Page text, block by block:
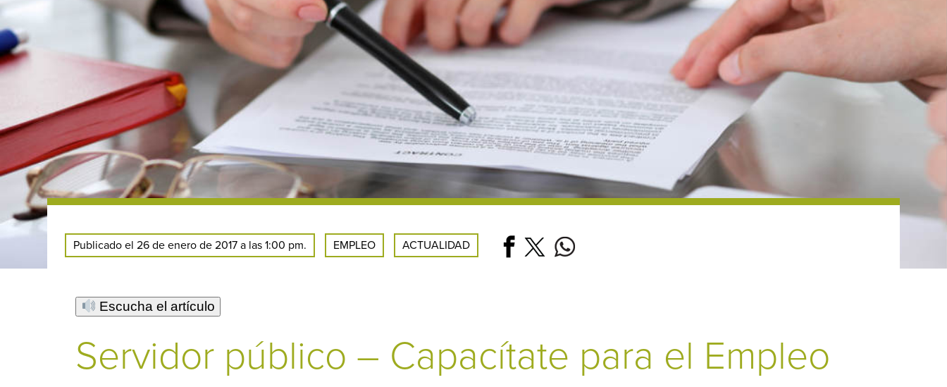
Publicado el 26 de enero de 2017 a las 1:00 pm. EMPLEO ACTUALIDAD
Escucha el artículo
Servidor público – Capacítate para el Empleo